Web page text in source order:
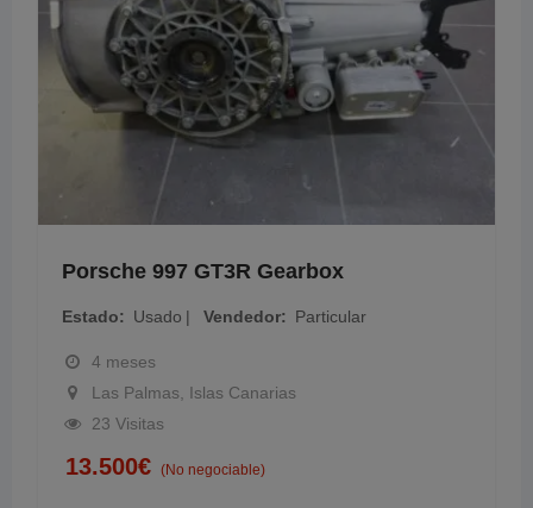
Porsche 997 GT3R Gearbox
Estado Usado Vendedor Particular
4 meses
Las Palmas, Islas Canarias
23 Visitas
13.500€ (No negociable)